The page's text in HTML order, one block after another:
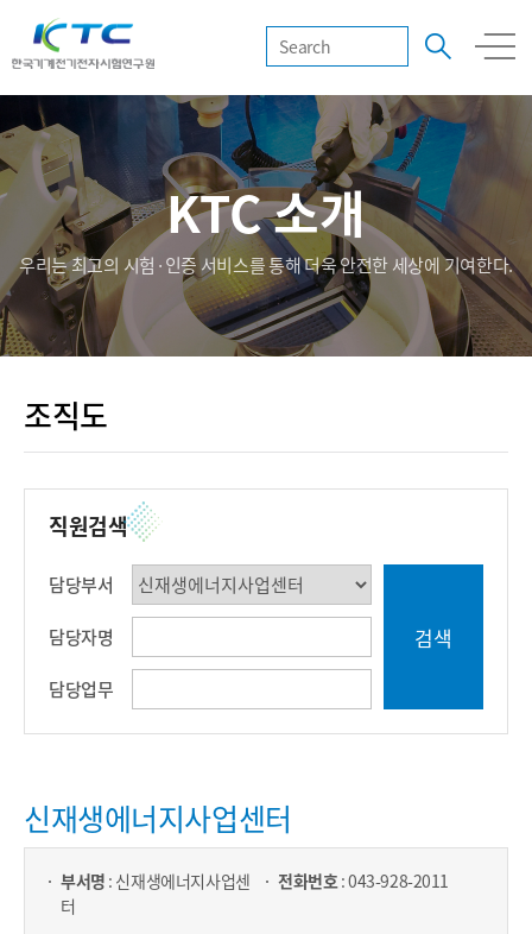
KTC 소개
우리는 최고의 시험·인증 서비스를 통해 더욱 안전한 세상에 기여한다.
조직도
직원검색
담당부서
담당자명
담당업무
신재생에너지사업센터
부서명 : 신재생에너지사업센
터
전화번호: 043-928-2011